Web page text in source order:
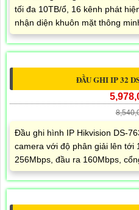
tối đa 10TB/ổ, 16 kênh phát
nhận diện khuôn mặt thông
ĐẦU GHI IP 32
Đầu ghi hình IP Hikvision DS-
camera với độ phân giải lên tới
256Mbps, đầu ra 160Mbps,